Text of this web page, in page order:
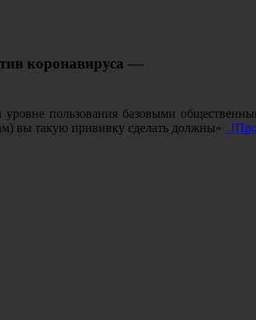
коронавируса —
пользования базовыми
вы такую прививку сделать должны»